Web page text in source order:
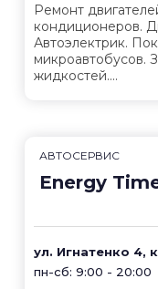
Ремонт
кондиционеров.
Автоэлектрик.
микроавтобусов.
жидкостей....
АВТОСЕРВИС
Energy
ул. Игнатенко 4,
пн-сб: 9:00 - 20:00